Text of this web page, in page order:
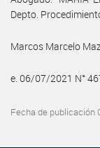
Depto.
Marcos Marcelo
e. 06/07/2021 N°
Fecha de publicación